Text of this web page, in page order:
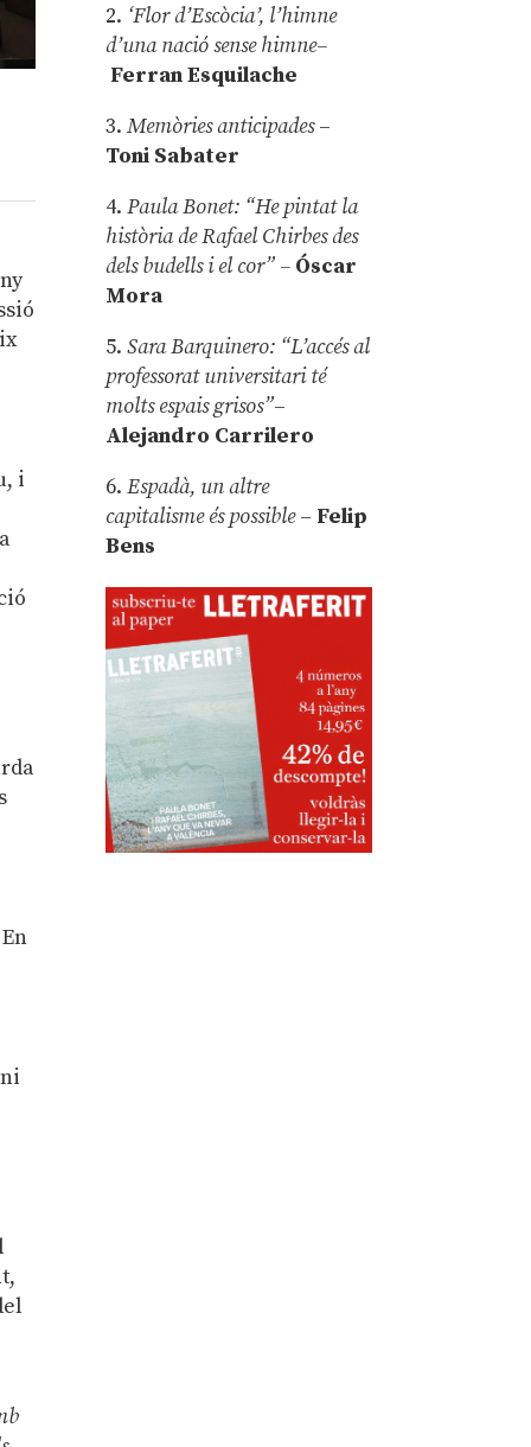
i
2. ‘Flor d’Escòcia’, l’himne
d’una nació sense himne–
Ferran Esquilache
3.Memòries anticipades–
Toni Sabater
4.Paula Bonet: “He pintat la
història de Rafael Chirbes des
dels budells i el cor” – Óscar
Mora
5.Sara Barquinero: “L’accés al
professorat universitari té
molts espais grisos”–
Alejandro Carrilero
6.Espadà, un altre
capitalisme és possible – Felip
Bens